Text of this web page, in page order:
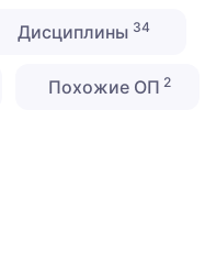
Дисциплины 34
Похожие ОП 2